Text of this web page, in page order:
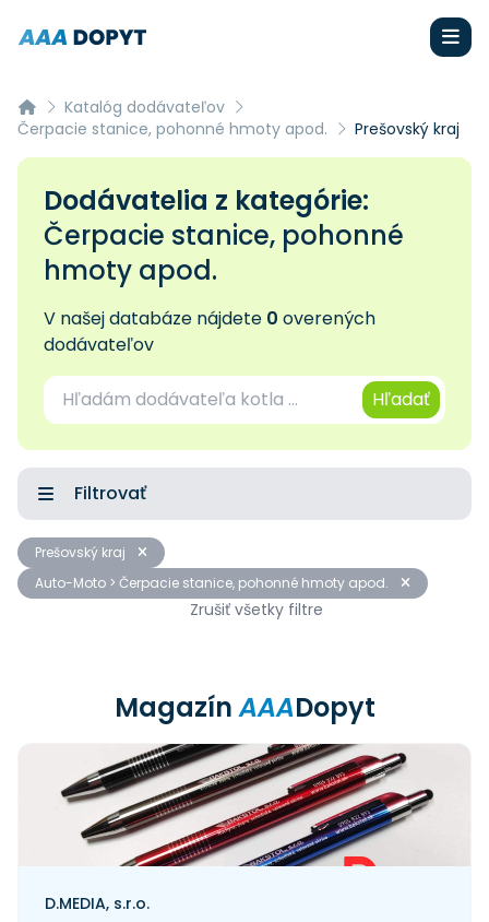
Katalóg dodávateľov
Čerpacie stanice, pohonné hmoty apod.
Prešovský kraj
Dodávatelia z kategórie:
Čerpacie stanice, pohonné
hmoty apod.
V našej databáze nájdete 0 overených
dodávateľov
Hľadať
Filtrovať
Prešovský kraj
Auto-Moto > Čerpacie stanice, pohonné hmoty apod.
Zrušiť všetky filtre
MagazínAAADopyt
D.MEDIA, s.r.o.